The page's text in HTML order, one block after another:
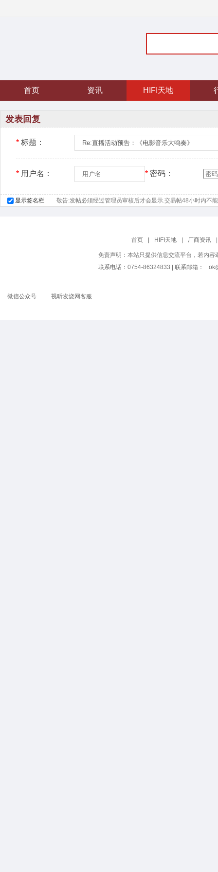
首页 资讯 HIFI天地
发表回复
* 标题：
* 用户名： * 密码：
显示签名栏 敬告:发帖必须经过管理员审核后才会显示.交易帖48小时内不
首页 HIFI天地 厂商资讯
微信公众号 视听发烧网客服
免责声明：本站只提供信息交流平台，若内
联系电话：0754-86324833 | 联系邮箱：